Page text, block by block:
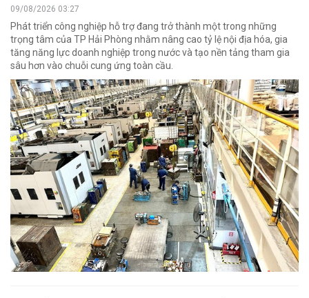
09/08/2026 03:27
Phát triển công nghiệp hỗ trợ đang trở thành một trong những
trọng tâm của TP Hải Phòng nhằm nâng cao tỷ lệ nội địa hóa, gia
tăng năng lực doanh nghiệp trong nước và tạo nền tảng tham gia
sâu hơn vào chuỗi cung ứng toàn cầu.